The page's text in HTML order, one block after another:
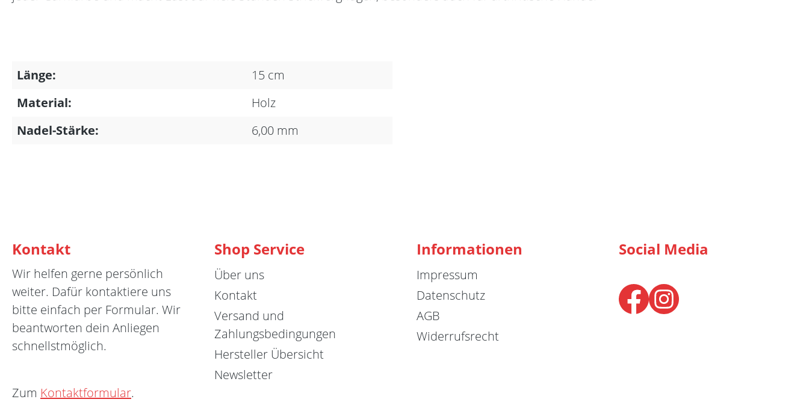
Länge:
15 cm
Material:
Holz
Nadel-Stärke:
6,00 mm
Kontakt
Wir helfen gerne persönlich
weiter. Dafür kontaktiere uns
bitte einfach per Formular. Wir
beantworten dein Anliegen
schnellstmöglich.
Zum Kontaktformular.
Shop Service
Über uns
Kontakt
Versand und
Zahlungsbedingungen
Hersteller Übersicht
Newsletter
Informationen
Impressum
Datenschutz
AGB
Widerrufsrecht
Social Media